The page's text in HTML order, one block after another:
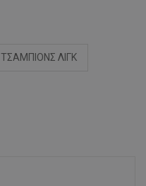
ΤΣΑΜΠΙΟΝΣ ΛΙΓΚ